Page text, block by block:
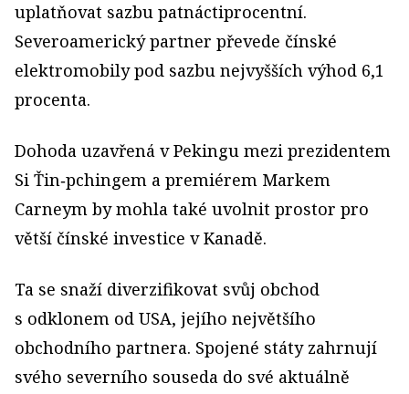
uplatňovat sazbu patnáctiprocentní.
Severoamerický partner převede čínské
elektromobily pod sazbu nejvyšších výhod 6,1
procenta.
Dohoda uzavřená v Pekingu mezi prezidentem
Si Ťin‑pchingem a premiérem Markem
Carneym by mohla také uvolnit prostor pro
větší čínské investice v Kanadě.
Ta se snaží diverzifikovat svůj obchod
s odklonem od USA, jejího největšího
obchodního partnera. Spojené státy zahrnují
svého severního souseda do své aktuálně